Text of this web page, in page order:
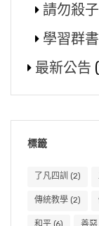
請勿殺
學習群
最新公告
標籤
了凡四訓 (2)
傳統教學 (2)
和平 (6) 善惡